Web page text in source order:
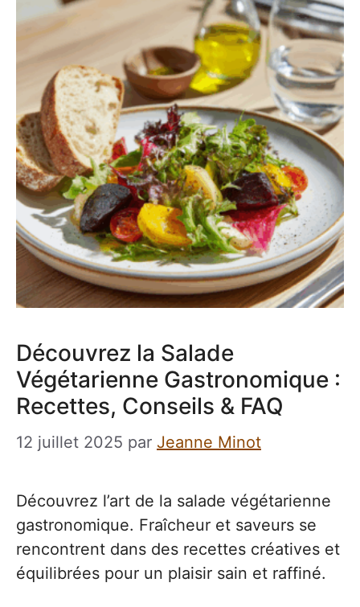
Découvrez la Salade
Végétarienne Gastronomique :
Recettes, Conseils & FAQ
12 juillet 2025 par Jeanne Minot
Découvrez l’art de la salade végétarienne
gastronomique. Fraîcheur et saveurs se
rencontrent dans des recettes créatives et
équilibrées pour un plaisir sain et raffiné.